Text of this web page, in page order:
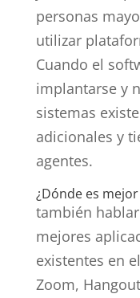
personas
utilizar
Cuando el
implantarse y
sistemas
adicionales y
agentes.
¿Dónde es
también
mejores
existentes en
Zoom,